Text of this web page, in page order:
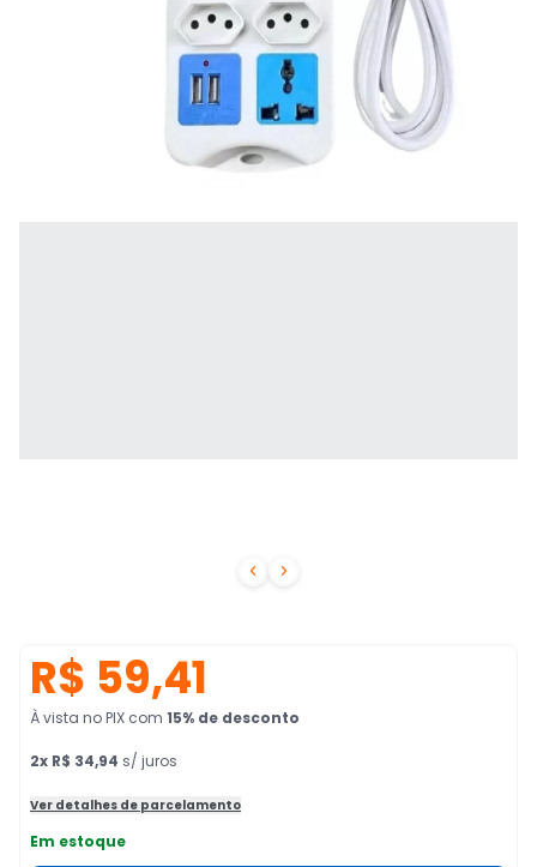
 
R$ 59,41
À vista no PIX com 15% de desconto
2x R$ 34,94 s/ juros
Ver detalhes de parcelamento
Em estoque